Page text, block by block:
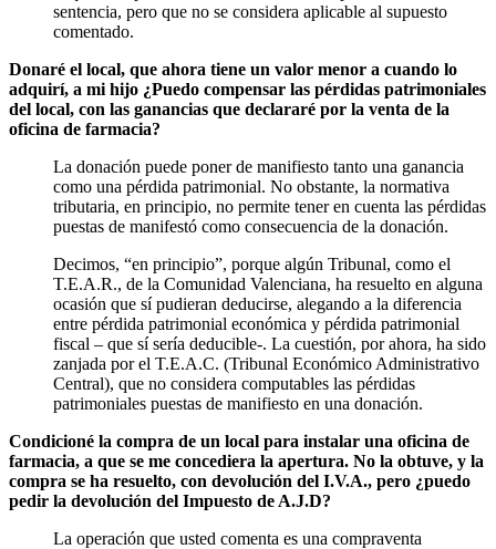
sentencia, pero que no se considera aplicable al supuesto
comentado.
Donaré el local, que ahora tiene un valor menor a cuando lo
adquirí, a mi hijo ¿Puedo compensar las pérdidas patrimoniales
del local, con las ganancias que declararé por la venta de la
oficina de farmacia?
La donación puede poner de manifiesto tanto una ganancia
como una pérdida patrimonial. No obstante, la normativa
tributaria, en principio, no permite tener en cuenta las pérdidas
puestas de manifestó como consecuencia de la donación.
Decimos, “en principio”, porque algún Tribunal, como el
T.E.A.R., de la Comunidad Valenciana, ha resuelto en alguna
ocasión que sí pudieran deducirse, alegando a la diferencia
entre pérdida patrimonial económica y pérdida patrimonial
fiscal – que sí sería deducible-. La cuestión, por ahora, ha sido
zanjada por el T.E.A.C. (Tribunal Económico Administrativo
Central), que no considera computables las pérdidas
patrimoniales puestas de manifiesto en una donación.
Condicioné la compra de un local para instalar una oficina de
farmacia, a que se me concediera la apertura. No la obtuve, y la
compra se ha resuelto, con devolución del I.V.A., pero ¿puedo
pedir la devolución del Impuesto de A.J.D?
La operación que usted comenta es una compraventa